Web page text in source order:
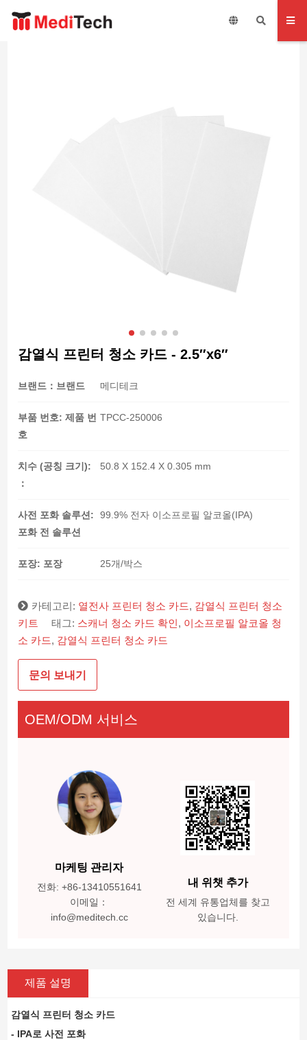
감열식 프린터 청소 카드 - 2.5″x6″
브랜드：브랜드 메디테크
부품 번호: 제품 번
호
TPCC-250006
치수 (공칭 크기):
：
50.8 X 152.4 X 0.305 mm
사전 포화 솔루션:
포화 전 솔루션
99.9% 전자 이소프로필 알코올(IPA)
포장: 포장 25개/박스
카테고리: 열전사 프린터 청소 카드, 감열식 프린터 청소
키트
태그: 스캐너 청소 카드 확인, 이소프로필 알코올 청
소 카드, 감열식 프린터 청소 카드
문의 보내기
OEM/ODM 서비스
마케팅 관리자
전화: +86-13410551641
이메일：
info@meditech.cc
내 위챗 추가
전 세계 유통업체를 찾고
있습니다.
제품 설명
감열식 프린터 청소 카드
- IPA로 사전 포화